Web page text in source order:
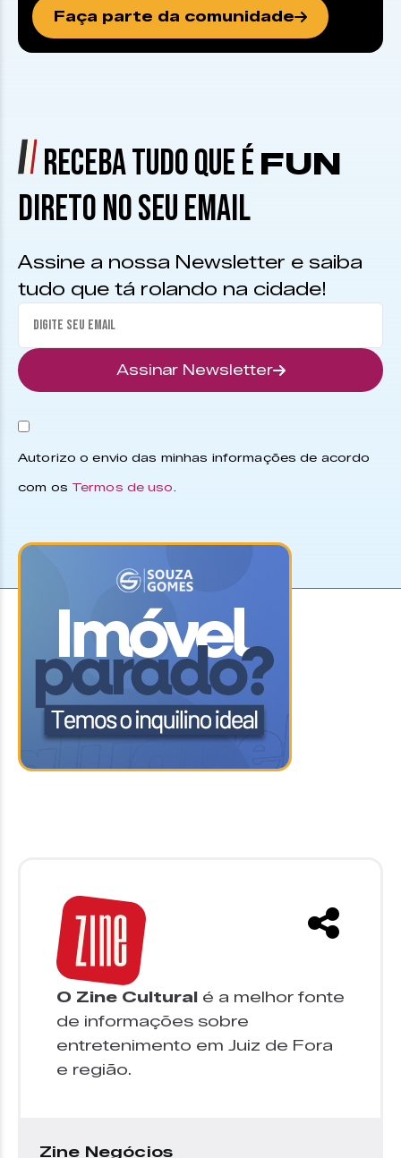
Faça parte da comunidade
RECEBA TUDO QUE É FUN
DIRETO NO SEU EMAIL
Assine a nossa Newsletter e saiba
tudo que tá rolando na cidade!
Assinar Newsletter
Autorizo o envio das minhas informações de acordo
com os Termos de uso.
O Zine Cultural é a melhor fonte
de informações sobre
entretenimento em Juiz de Fora
e região.
Zine Negócios